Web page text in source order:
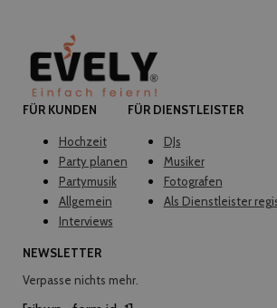
FÜR KUNDEN
Hochzeit
Party planen
Partymusik
Allgemein
Interviews
FÜR DIENSTLEISTER
DJs
Musiker
Fotografen
Als Dienstleister
NEWSLETTER
Verpasse nichts mehr.